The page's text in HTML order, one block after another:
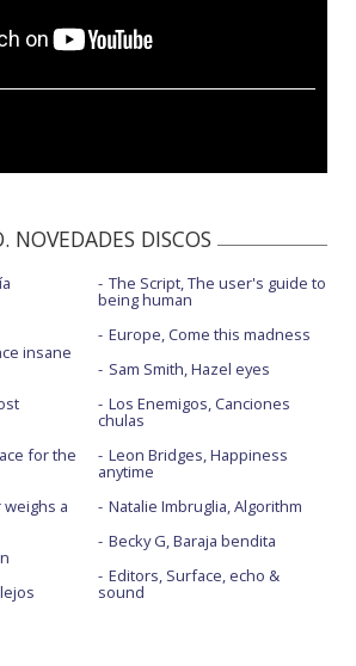
NOVEDADES DISCOS
insane
for the
a
The Script, The user's guide to
being human
Europe, Come this madness
Sam Smith, Hazel eyes
Los Enemigos, Canciones
chulas
Leon Bridges, Happiness
anytime
Natalie Imbruglia, Algorithm
Becky G, Baraja bendita
Editors, Surface, echo &
sound